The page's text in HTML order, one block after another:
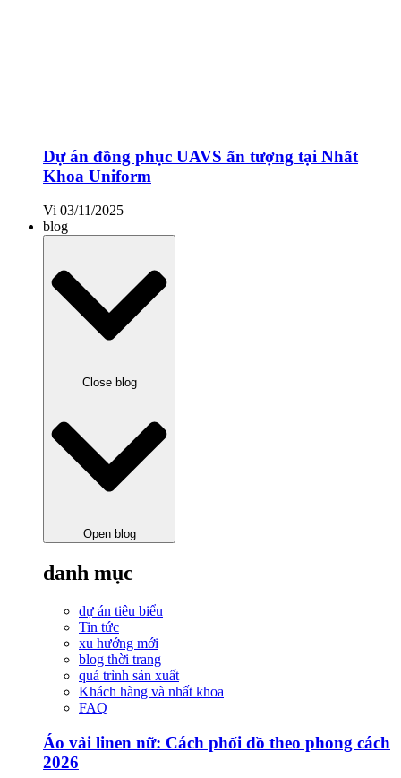
Dự án đồng phục UAVS ấn tượng tại Nhất
Khoa Uniform
Vi 03/11/2025
blog
Close blog
Open blog
danh mục
dự án tiêu biểu
Tin tức
xu hướng mới
blog thời trang
quá trình sản xuất
Khách hàng và nhất khoa
FAQ
Áo vải linen nữ: Cách phối đồ theo phong cách
2026